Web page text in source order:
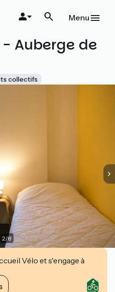
Menu
- Auberge de
collectifs
2/8
Vélo et s'engage à